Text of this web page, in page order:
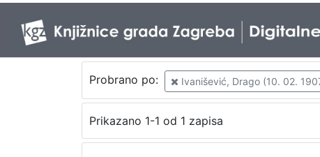
Probrano po: Ivanišević, Drago (10. 02.
Prikazano 1-1 od 1 zapisa